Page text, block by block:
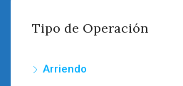
Tipo de Operación
Arriendo